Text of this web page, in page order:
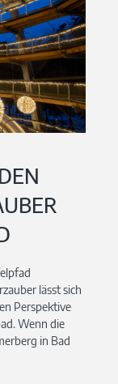
lässt sich
Perspektive
Wenn die
in Bad